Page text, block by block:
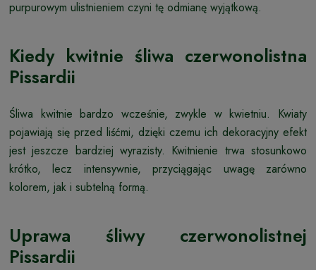
purpurowym ulistnieniem czyni tę odmianę wyjątkową.
Kiedy kwitnie śliwa czerwonolistna
Pissardii
Śliwa kwitnie bardzo wcześnie, zwykle w kwietniu. Kwiaty
pojawiają się przed liśćmi, dzięki czemu ich dekoracyjny efekt
jest jeszcze bardziej wyrazisty. Kwitnienie trwa stosunkowo
krótko, lecz intensywnie, przyciągając uwagę zarówno
kolorem, jak i subtelną formą.
Uprawa śliwy czerwonolistnej
Pissardii